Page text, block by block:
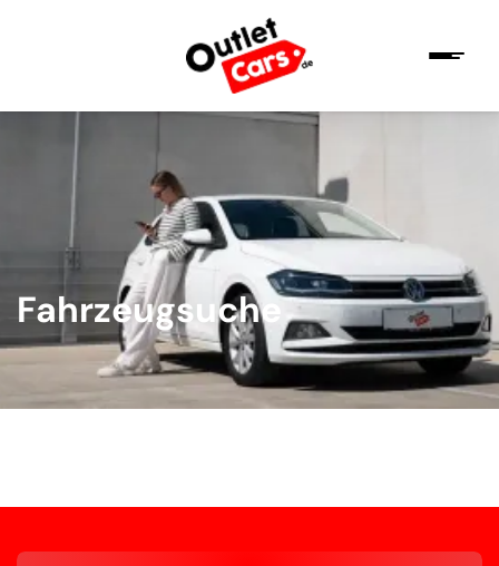
Fahrzeugsuche